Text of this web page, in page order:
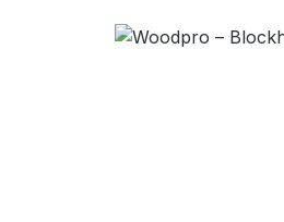
Bildergalerie überspringen